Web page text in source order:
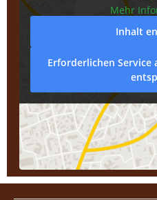
Mehr
Inhalt
Erforderlichen